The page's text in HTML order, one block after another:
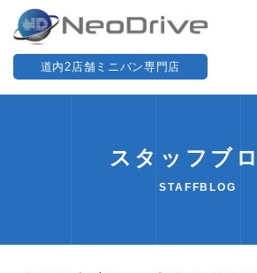
道内2店舗ミニバン専門店
スタッフブ
STAFFBLOG